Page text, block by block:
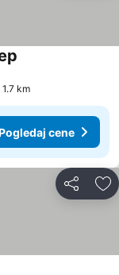
km
cene
Deli